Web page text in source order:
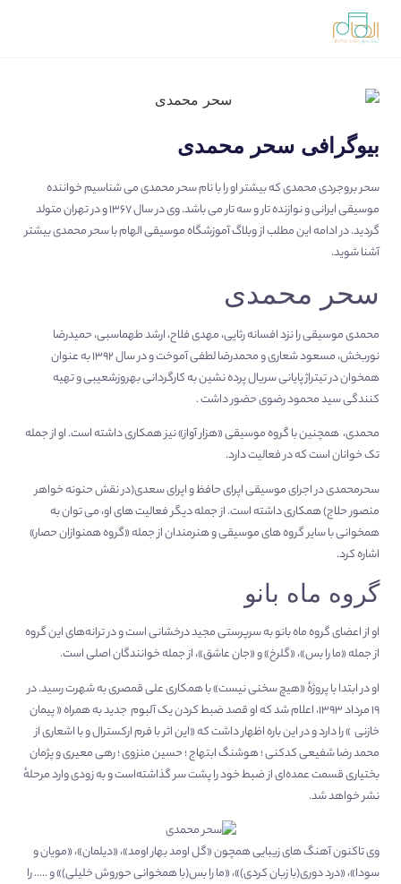
بیوگرافی سحر محمدی
سحر بروجردی محمدی که بیشتر او را با نام سحر محمدی می شناسیم خواننده
موسیقی ایرانی و نوازنده تار و سه تار می باشد. وی در سال ۱۳۶۷ و در تهران متولد
گردید. در ادامه این مطلب از وبلاگآموزشگاه موسیقی الهامبا سحر محمدی بیشتر
آشنا شوید.
سحر محمدی
محمدی موسیقی را نزد افسانه رثایی، مهدی فلاح، ارشد طهماسبی، حمیدرضا
نوربخش، مسعود شعاری و محمدرضا لطفی آموخت و در سال ۱۳۹۲ به عنوان
همخوان در تیتراژ پایانی سریال پرده نشین به کارگردانی بهروزشعیبی و تهیه
کنندگی سید محمود رضوی حضور داشت .
محمدی، همچنین با گروه موسیقی «هزار آواز» نیز همکاری داشته است. او از جمله
تک خوانان است که در فعالیت دارد.
سحرمحمدی در اجرای موسیقی اپرای حافظ و اپرای سعدی(در نقش حنونه خواهر
منصور حلاج) همکاری داشته است. از جمله دیگر فعالیت های او، می توان به
همخوانی با سایر گروه های موسیقی و هنرمندان از جمله «گروه همنوازان حصار»
اشاره کرد.
گروه ماه بانو
او از اعضای گروه ماه بانو به سرپرستی مجید درخشانی است و در ترانه‌های این گروه
از جمله «ما را بس»، «گلرخ» و «جان عاشق»، از جمله خوانندگان اصلی است.
او در ابتدا با پروژهٔ «هیچ سخنی نیست» با همکاری علی قمصری به شهرت رسید. در
۱۹ مرداد ۱۳۹۳، اعلام شد که او قصد ضبط کردن یک آلبوم جدید به همراه « پیمان
خازنی » را دارد و در این باره اظهار داشت که «این اثر با فرم ارکسترال و با اشعاری از
محمد رضا شفیعی کدکنی ؛ هوشنگ ابتهاج ؛ حسین منزوی ؛ رهی معیری و پژمان
بختیاری قسمت عمده‌ای از ضبط خود را پشت سر گذاشته‌است و به زودی وارد مرحلهٔ
نشر خواهد شد.
وی تاکنون آهنگ های زیبایی همچون «گل اومد بهار اومد»، «دیلمان»، «مویان و
سودا»، «درد دوری(با زبان کردی)»، «ما را بس(با همخوانی حوروش خلیلی)» و ….. را